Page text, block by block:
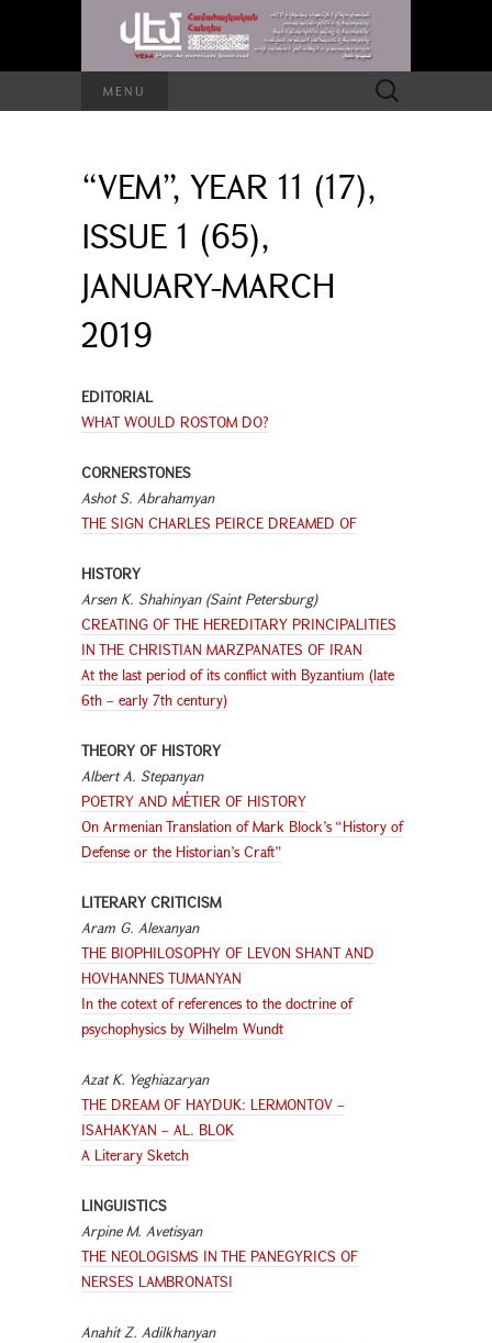
MENU
Search
for:
“VEM”, YEAR 11 (17),
ISSUE 1 (65),
JANUARY-MARCH
2019
EDITORIAL
WHAT WOULD ROSTOM DO?
CORNERSTONES
Ashot S. Abrahamyan
THE SIGN CHARLES PEIRCE DREAMED OF
HISTORY
Arsen K. Shahinyan (Saint Petersburg)
CREATING OF THE HEREDITARY PRINCIPALITIES
IN THE CHRISTIAN MARZPANATES OF IRAN
At the last period of its conflict with Byzantium (late
6th – early 7th century)
THEORY OF HISTORY
Albert A. Stepanyan
POETRY AND MÉTIER OF HISTORY
On Armenian Translation of Mark Block’s “History of
Defense or the Historian’s Craft”
LITERARY CRITICISM
Aram G. Alexanyan
THE BIOPHILOSOPHY OF LEVON SHANT AND
HOVHANNES TUMANYAN
In the cotext of references to the doctrine of
psychophysics by Wilhelm Wundt
Azat K. Yeghiazaryan
THE DREAM OF HAYDUK: LERMONTOV –
ISAHAKYAN – AL. BLOK
A Literary Sketch
LINGUISTICS
Arpine M. Avetisyan
THE NEOLOGISMS IN THE PANEGYRICS OF
NERSES LAMBRONATSI
Anahit Z. Adilkhanyan